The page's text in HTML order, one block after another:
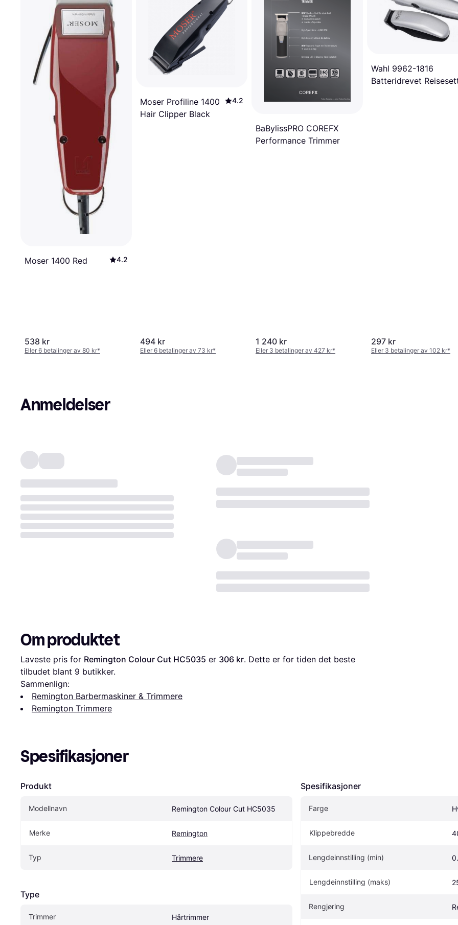
Moser 1400 Red 4.2
538 kr
Eller 6 betalinger av 80 kr*
Moser Profiline 1400
Hair Clipper Black
4.2
494 kr
Eller 6 betalinger av 73 kr*
BaBylissPRO COREFX
Performance Trimmer
1 240 kr
Eller 3 betalinger av 427 kr*
Wahl 9962-1816
Batteridrevet
297 kr
Eller 3 betalinger av 102 kr*
Anmeldelser
Om produktet
Laveste pris for Remington Colour Cut HC5035 er 306 kr. Dette er for tiden det beste
tilbudet blant 9 butikker.
Sammenlign:
Remington Barbermaskiner & Trimmere
Remington Trimmere
Spesifikasjoner
Produkt
Modellnavn Remington Colour Cut HC5035
Merke Remington
Typ Trimmere
Type
Trimmer Hårtrimmer
Spesifikasjoner
Farge
Klippebredde
Lengdeinnstilling (min)
Lengdeinnstilling (maks)
Rengjøring